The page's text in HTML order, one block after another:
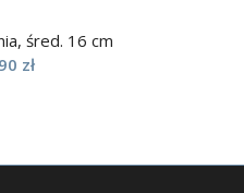
śred. 16 cm
zł